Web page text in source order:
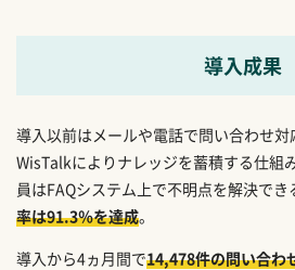
導入成果
導入以前はメールや電話で問い合わせ対
WisTalkによりナレッジを蓄積する仕組
員はFAQシステム上で不明点を解決でき
率は91.3％を達成。
導入から4ヵ月間で14,478件の問い合わ